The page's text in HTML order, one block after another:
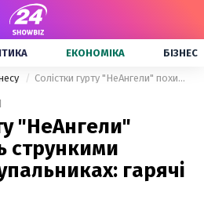
ЕКОНОМІКА БІЗНЕС
Солістки гурту "НеАнгели" похизувались стрункими фігурами в купальниках: гарячі кадри
"НеАнгели"
стрункими
гарячі